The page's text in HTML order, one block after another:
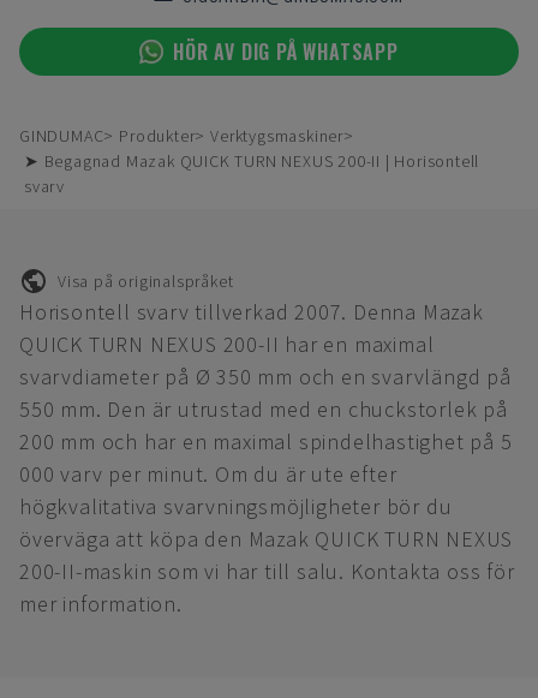
HÖR AV DIG PÅ WHATSAPP
GINDUMAC Produkter
Verktygsmaskiner
➤ Begagnad Mazak QUICK TURN NEXUS 200-II | Horisontell
svarv
Visa på originalspråket
Horisontell svarv tillverkad 2007. Denna Mazak
QUICK TURN NEXUS 200-II har en maximal
svarvdiameter på Ø 350 mm och en svarvlängd på
550 mm. Den är utrustad med en chuckstorlek på
200 mm och har en maximal spindelhastighet på 5
000 varv per minut. Om du är ute efter
högkvalitativa svarvningsmöjligheter bör du
överväga att köpa den Mazak QUICK TURN NEXUS
200-II-maskin som vi har till salu. Kontakta oss för
mer information.